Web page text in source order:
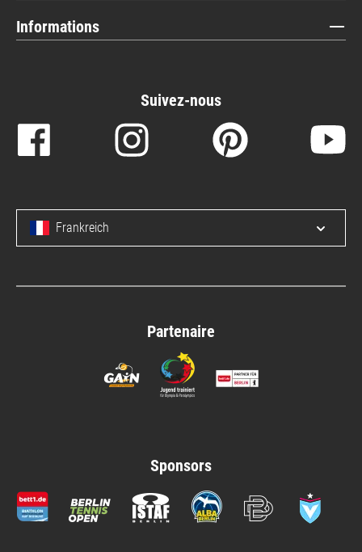
Informations
Suivez-nous
Frankreich
Partenaire
Sponsors